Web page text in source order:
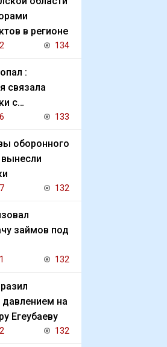
в регионе
134
:
связала
с
133
оборонного
вынесли
132
займов под
132
на
Егеубаеву
132